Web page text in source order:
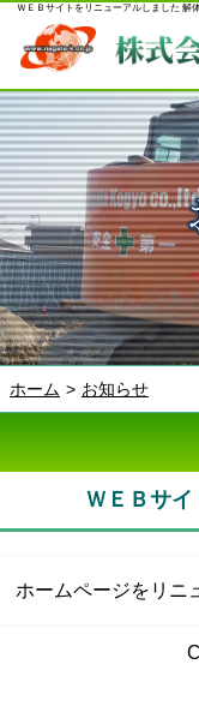
ＷＥＢサイトをリニューアルしました 解
ホーム お知らせ
ＷＥＢサ
ホームページをリニ